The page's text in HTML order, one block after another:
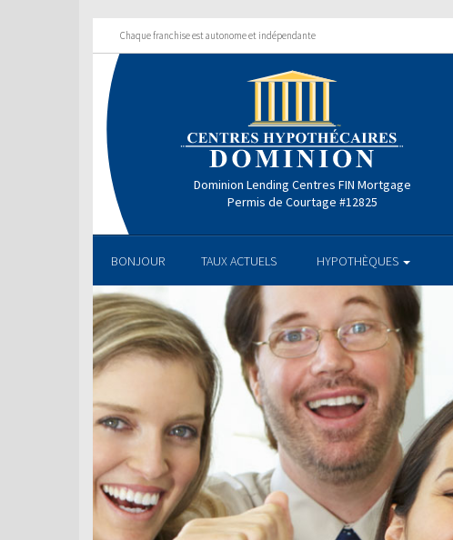
Chaque franchise est autonome et indépendante
Dominion Lending Centres FIN Mortgage
Permis de Courtage #12825
BONJOUR TAUX ACTUELS HYPOTHÈQUES